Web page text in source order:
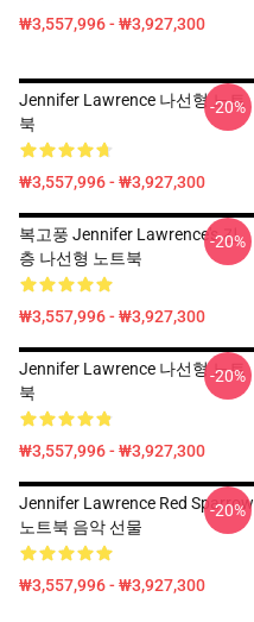
₩3,557,996 - ₩3,927,300
Jennifer Lawrence 나선형 노트
북
₩3,557,996 - ₩3,927,300
-20%
복고풍 Jennifer Lawrence's 긴
층 나선형 노트북
₩3,557,996 - ₩3,927,300
-20%
Jennifer Lawrence 나선형 노트
북
₩3,557,996 - ₩3,927,300
-20%
Jennifer Lawrence Red Sparrow
노트북 음악 선물
₩3,557,996 - ₩3,927,300
-20%